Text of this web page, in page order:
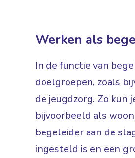
Werken als
In de functie van
doelgroepen, zoals
de jeugdzorg. Zo kun
bijvoorbeeld als
begeleider aan de
ingesteld is en een